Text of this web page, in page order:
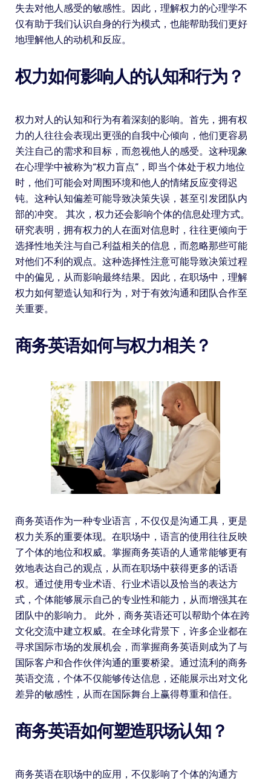
失去对他人感受的敏感性。因此，理解权力的心理学不
仅有助于我们认识自身的行为模式，也能帮助我们更好
地理解他人的动机和反应。
权力如何影响人的认知和行为？
权力对人的认知和行为有着深刻的影响。首先，拥有权
力的人往往会表现出更强的自我中心倾向，他们更容易
关注自己的需求和目标，而忽视他人的感受。这种现象
在心理学中被称为“权力盲点”，即当个体处于权力地位
时，他们可能会对周围环境和他人的情绪反应变得迟
钝。这种认知偏差可能导致决策失误，甚至引发团队内
部的冲突。 其次，权力还会影响个体的信息处理方式。
研究表明，拥有权力的人在面对信息时，往往更倾向于
选择性地关注与自己利益相关的信息，而忽略那些可能
对他们不利的观点。这种选择性注意可能导致决策过程
中的偏见，从而影响最终结果。因此，在职场中，理解
权力如何塑造认知和行为，对于有效沟通和团队合作至
关重要。
商务英语如何与权力相关？
商务英语作为一种专业语言，不仅仅是沟通工具，更是
权力关系的重要体现。在职场中，语言的使用往往反映
了个体的地位和权威。掌握商务英语的人通常能够更有
效地表达自己的观点，从而在职场中获得更多的话语
权。通过使用专业术语、行业术语以及恰当的表达方
式，个体能够展示自己的专业性和能力，从而增强其在
团队中的影响力。 此外，商务英语还可以帮助个体在跨
文化交流中建立权威。在全球化背景下，许多企业都在
寻求国际市场的发展机会，而掌握商务英语则成为了与
国际客户和合作伙伴沟通的重要桥梁。通过流利的商务
英语交流，个体不仅能够传达信息，还能展示出对文化
差异的敏感性，从而在国际舞台上赢得尊重和信任。
商务英语如何塑造职场认知？
商务英语在职场中的应用，不仅影响了个体的沟通方